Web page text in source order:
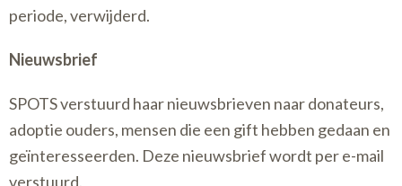
periode, verwijderd.
Nieuwsbrief
SPOTS verstuurd haar nieuwsbrieven naar donateurs,
adoptie ouders, mensen die een gift hebben gedaan en
geïnteresseerden. Deze nieuwsbrief wordt per e-mail
verstuurd.